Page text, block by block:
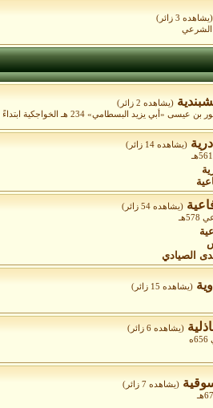
(يشاهده 3 زائر)
الشرعي
(يشاهده 2 زائر)
ابتداءً من الشيخ عبد الخالق الغجدواني المتوفى 575 ه الشيخ محمد بهاء الدين شاه نقشبند 791هـ
(يشاهده 14 زائر)
(يشاهده 54 زائر)
الصيادي
(يشاهده 15 زائر)
(يشاهده 6 زائر)
(يشاهده 7 زائر)